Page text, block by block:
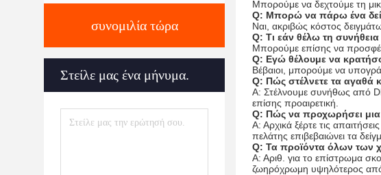
συνομιλία τώρα
Στείλε μας ένα μήνυμα.
Μπορούμε να δεχτούμε τη
Q: Μπορώ να πάρω ένα
Ναι, ακριβώς κόστος
Q: Τι εάν θέλω τη
Μπορούμε επίσης να
Q: Εγώ θέλουμε να
Βέβαιοι, μπορούμε να
Q: Πώς στέλνετε τα αγαθά
Α: Στέλνουμε συνήθως από
επίσης προαιρετική.
Q: Πώς να προχωρήσει μια
Α: Αρχικά ξέρτε τις
πελάτης επιβεβαιώνει τα
Q: Τα προϊόντα όλων των
Α: Αριθ. για το επίστρωμα
ζωηρόχρωμη υψηλότερος